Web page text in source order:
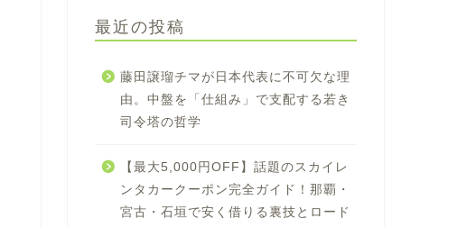
最近の投稿
藤田譲瑠チマが日本代表に不可欠な理
由。中盤を「仕組み」で支配する若き
司令塔の哲学
【最大5,000円OFF】話題のスカイレ
ンタカークーポン完全ガイド！那覇・
宮古・石垣で安く借りる裏技とロード